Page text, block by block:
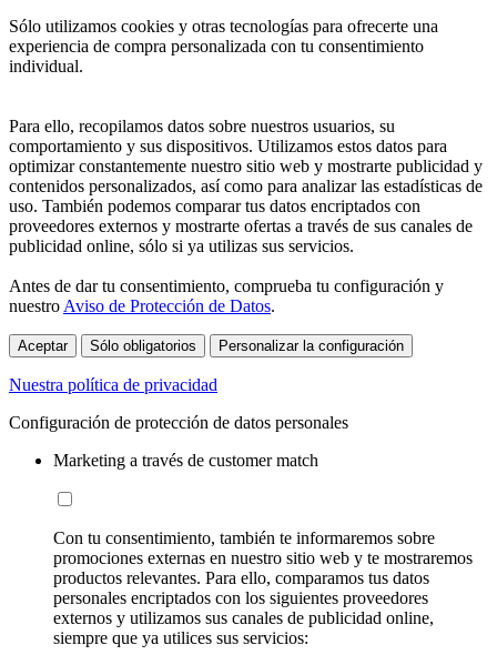
Sólo utilizamos cookies y otras tecnologías para ofrecerte una
experiencia de compra personalizada con tu consentimiento
individual.
Para ello, recopilamos datos sobre nuestros usuarios, su
comportamiento y sus dispositivos. Utilizamos estos datos para
optimizar constantemente nuestro sitio web y mostrarte publicidad y
contenidos personalizados, así como para analizar las estadísticas de
uso. También podemos comparar tus datos encriptados con
proveedores externos y mostrarte ofertas a través de sus canales de
publicidad online, sólo si ya utilizas sus servicios.
Antes de dar tu consentimiento, comprueba tu configuración y
nuestro Aviso de Protección de Datos.
Aceptar Sólo obligatorios Personalizar la configuración
Nuestra política de privacidad
Configuración de protección de datos personales
Marketing a través de customer match
Con tu consentimiento, también te informaremos sobre
promociones externas en nuestro sitio web y te mostraremos
productos relevantes. Para ello, comparamos tus datos
personales encriptados con los siguientes proveedores
externos y utilizamos sus canales de publicidad online,
siempre que ya utilices sus servicios: